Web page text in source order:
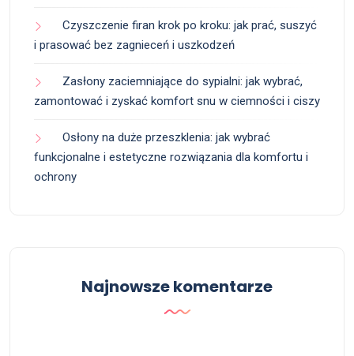
Czyszczenie firan krok po kroku: jak prać, suszyć
i prasować bez zagnieceń i uszkodzeń
Zasłony zaciemniające do sypialni: jak wybrać,
zamontować i zyskać komfort snu w ciemności i ciszy
Osłony na duże przeszklenia: jak wybrać
funkcjonalne i estetyczne rozwiązania dla komfortu i
ochrony
Najnowsze komentarze